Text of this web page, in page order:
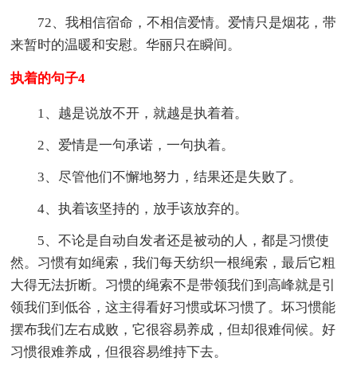
72、我相信宿命，不相信爱情。爱情只是烟花，带
来暂时的温暖和安慰。华丽只在瞬间。
执着的句子4
1、越是说放不开，就越是执着着。
2、爱情是一句承诺，一句执着。
3、尽管他们不懈地努力，结果还是失败了。
4、执着该坚持的，放手该放弃的。
5、不论是自动自发者还是被动的人，都是习惯使
然。习惯有如绳索，我们每天纺织一根绳索，最后它粗
大得无法折断。习惯的绳索不是带领我们到高峰就是引
领我们到低谷，这主得看好习惯或坏习惯了。坏习惯能
摆布我们左右成败，它很容易养成，但却很难伺候。好
习惯很难养成，但很容易维持下去。